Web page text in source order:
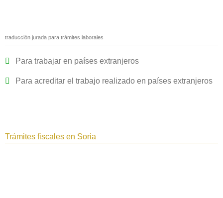
traducción jurada para trámites laborales
Para trabajar en países extranjeros
Para acreditar el trabajo realizado en países extranjeros
Trámites fiscales en Soria‎